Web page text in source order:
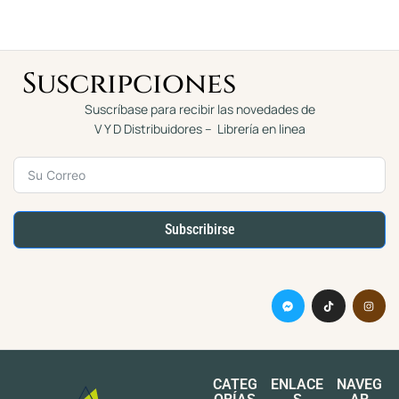
Suscripciones
Suscríbase para recibir las novedades de
V Y D Distribuidores – Librería en linea
Subscribirse
CATEG
ENLACE
NAVEG